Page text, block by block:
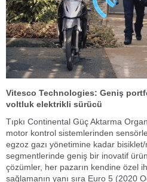
Vitesco Technologies: Geniş
voltluk elektrikli sürücü
Tıpkı Continental Güç Aktarma
motor kontrol sistemlerinden
egzoz gazı yönetimine kadar
segmentlerinde geniş bir inovatif
çözümler, her pazarın kendine özel
sağlamanın yanı sıra Euro 5 (2020